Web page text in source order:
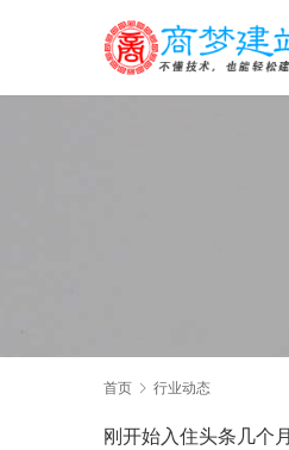
首页 行业动态
刚开始入住头条几个